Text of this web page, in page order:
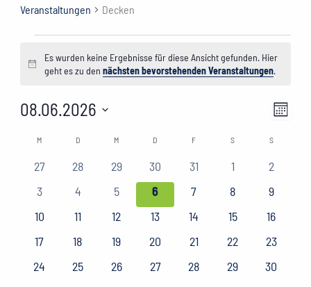
Veranstaltungen Decken
Hinweis
Es wurden keine Ergebnisse für diese Ansicht gefunden. Hier
geht es zu den nächsten bevorstehenden Veranstaltungen.
Monat
08.06.2026
wählen.
Kalender
von
M D M MITTWOCHD DONNERSTAG
F S SSONNTAG
0
Veranstaltungen
27
0
Veranstaltungen
28
0
Veranstaltungen
29
0
Veranstaltungen
30
0
Veranstaltungen
31
0
Veranstaltungen
1
0
2
0
Veranstaltungen
3
0
Veranstaltungen
4
0
Veranstaltungen
5
0
Veranstaltungen
6
0
Veranstaltungen
7
0
Veranstaltungen
8
0
9
0
Veranstaltungen
10
0
Veranstaltungen
11
0
Veranstaltungen
12
0
Veranstaltungen
13
0
Veranstaltungen
14
0
Veranstaltungen
15
0
16
0
Veranstaltungen
17
0
Veranstaltungen
18
0
Veranstaltungen
19
0
Veranstaltungen
20
0
Veranstaltungen
21
0
Veranstaltungen
22
0
23
0
24
0
25
0
26
0
27
0
28
0
29
0
30